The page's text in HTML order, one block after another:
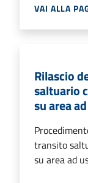
VAI ALLA
Rilascio
saltuario
su area
transito
su area ad